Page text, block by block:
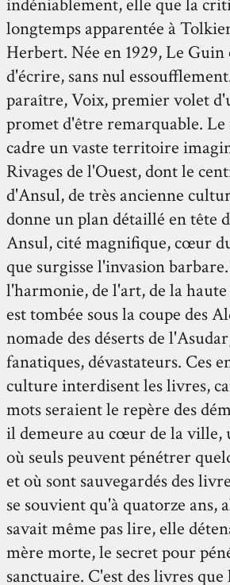
longtemps apparentée à
Herbert. Née en 1929, Le
d'écrire, sans nul
paraître, Voix, premier volet
promet d'être remarquable.
cadre un vaste territoire
Rivages de l'Ouest, dont le
d'Ansul, de très ancienne
donne un plan détaillé en tête
Ansul, cité magnifique, cœur
que surgisse l'invasion
l'harmonie, de l'art, de la
est tombée sous la coupe des
nomade des déserts de
fanatiques, dévastateurs. Ces
culture interdisent les livres,
mots seraient le repère des
il demeure au cœur de la ville,
où seuls peuvent pénétrer
et où sont sauvegardés des
se souvient qu'à quatorze ans,
savait même pas lire, elle
mère morte, le secret pour
sanctuaire. C'est des livres